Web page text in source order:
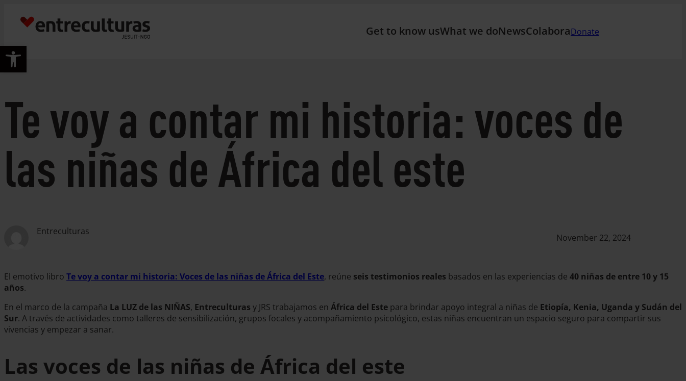
Open toolbar
Get to know usWhat we doNewsColaboraDonate
Te voy a contar mi historia: voces de
las niñas de África del este
Entreculturas
November 22, 2024
El emotivo libro Te voy a contar mi historia: Voces de las niñas de África del Este, reúne seis testimonios reales basados en las experiencias de 40 niñas de entre 10 y 15
años.
En el marco de la campaña La LUZ de las NIÑAS, Entreculturas y JRS trabajamos en África del Este para brindar apoyo integral a niñas de Etiopía, Kenia, Uganda y Sudán del
Sur. A través de actividades como talleres de sensibilización, grupos focales y acompañamiento psicológico, estas niñas encuentran un espacio seguro para compartir sus
vivencias y empezar a sanar.
Las voces de las niñas de África del este